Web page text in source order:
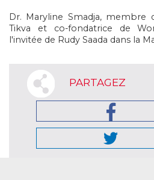
Dr. Maryline Smadja, membre
Tikva et co-fondatrice de
l'invitée de Rudy Saada dans la
PARTAGEZ